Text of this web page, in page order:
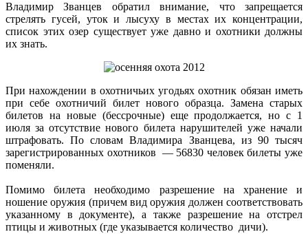
Владимир Званцев обратил внимание, что запрещается
стрелять гусей, уток и лысуху в местах их концентрации,
список этих озер существует уже давно и охотники должны
их знать.
При нахождении в охотничьих угодьях охотник обязан иметь
при себе охотничий билет нового образца. Замена старых
билетов на новые (бессрочные) еще продолжается, но с 1
июля за отсутствие нового билета нарушителей уже начали
штрафовать. По словам Владимира Званцева, из 90 тысяч
зарегистрированных охотников — 56830 человек билеты уже
поменяли.
Помимо билета необходимо разрешение на хранение и
ношение оружия (причем вид оружия должен соответствовать
указанному в документе), а также разрешение на отстрел
птицы и животных (где указывается количество дичи).